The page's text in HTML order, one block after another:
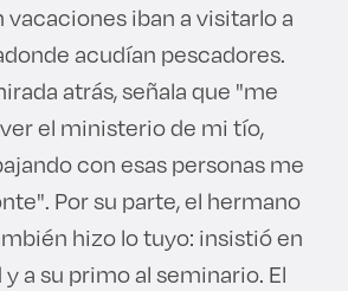
iban a visitarlo a
acudían pescadores.
atrás, señala que "me
el ministerio de mi tío,
con esas personas me
Por su parte, el hermano
hizo lo tuyo: insistió en
a su primo al seminario. El